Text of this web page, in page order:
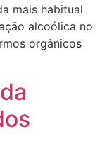
mais habitual
alcoólica no
orgânicos